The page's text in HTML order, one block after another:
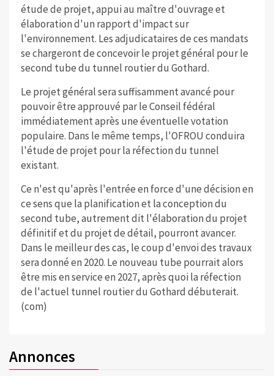
étude de projet, appui au maître d'ouvrage et
élaboration d'un rapport d'impact sur
l'environnement. Les adjudicataires de ces mandats
se chargeront de concevoir le projet général pour le
second tube du tunnel routier du Gothard.
Le projet général sera suffisamment avancé pour
pouvoir être approuvé par le Conseil fédéral
immédiatement après une éventuelle votation
populaire. Dans le même temps, l'OFROU conduira
l'étude de projet pour la réfection du tunnel
existant.
Ce n'est qu'après l'entrée en force d'une décision en
ce sens que la planification et la conception du
second tube, autrement dit l'élaboration du projet
définitif et du projet de détail, pourront avancer.
Dans le meilleur des cas, le coup d'envoi des travaux
sera donné en 2020. Le nouveau tube pourrait alors
être mis en service en 2027, après quoi la réfection
de l'actuel tunnel routier du Gothard débuterait.
(com)
Annonces